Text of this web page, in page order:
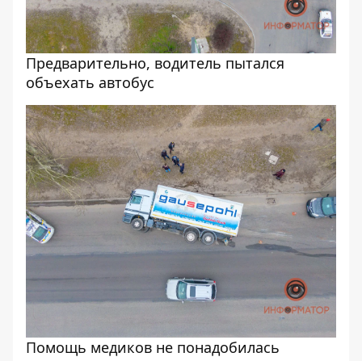
Предварительно, водитель пытался
объехать автобус
Помощь медиков не понадобилась